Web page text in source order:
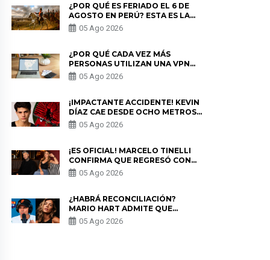
¿POR QUÉ ES FERIADO EL 6 DE
AGOSTO EN PERÚ? ESTA ES LA
HISTORIA
05 Ago 2026
¿POR QUÉ CADA VEZ MÁS
PERSONAS UTILIZAN UNA VPN
PARA PROTEGER SU
PRIVACIDAD?
05 Ago 2026
¡IMPACTANTE ACCIDENTE! KEVIN
DÍAZ CAE DESDE OCHO METROS
EN “ESTO ES GUERRA” Y GENERA
PREOCUPACIÓN
05 Ago 2026
¡ES OFICIAL! MARCELO TINELLI
CONFIRMA QUE REGRESÓ CON
MILETT FIGUEROA: “EL AMOR
PUDO MÁS”
05 Ago 2026
¿HABRÁ RECONCILIACIÓN?
MARIO HART ADMITE QUE
PODRÍA VOLVER CON KORINA
RIVADENEIRA: “NO LE CERRARÍA
05 Ago 2026